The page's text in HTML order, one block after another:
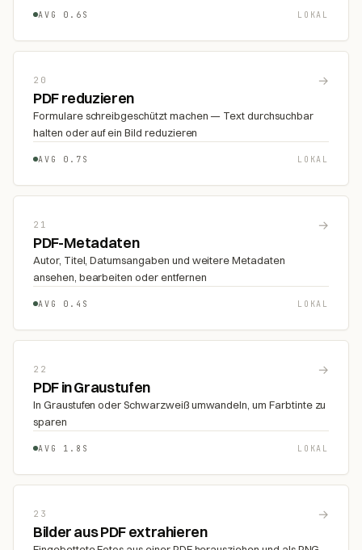
AVG 0.6S LOKAL
20 →
PDF reduzieren
Formulare schreibgeschützt machen — Text durchsuchbar
halten oder auf ein Bild reduzieren
AVG 0.7S LOKAL
21 →
PDF-Metadaten
Autor, Titel, Datumsangaben und weitere Metadaten
ansehen, bearbeiten oder entfernen
AVG 0.4S LOKAL
22 →
PDF in Graustufen
In Graustufen oder Schwarzweiß umwandeln, um Farbtinte zu
sparen
AVG 1.8S LOKAL
23 →
Bilder aus PDF extrahieren